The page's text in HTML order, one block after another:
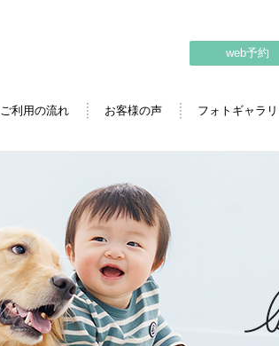
ご利用の流れ お客様の声 フォトギャラ
web予約